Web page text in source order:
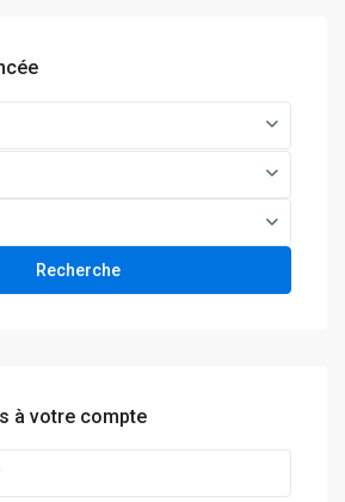
Recherche
à votre compte